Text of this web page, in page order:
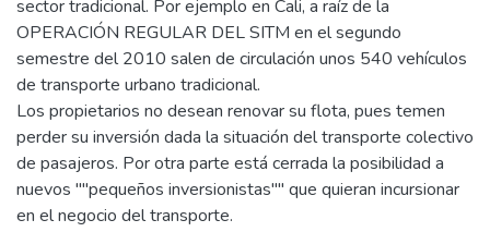
sector tradicional. Por ejemplo en Cali, a raíz de la
OPERACIÓN REGULAR DEL SITM en el segundo
semestre del 2010 salen de circulación unos 540 vehículos
de transporte urbano tradicional.
Los propietarios no desean renovar su flota, pues temen
perder su inversión dada la situación del transporte colectivo
de pasajeros. Por otra parte está cerrada la posibilidad a
nuevos ""pequeños inversionistas"" que quieran incursionar
en el negocio del transporte.